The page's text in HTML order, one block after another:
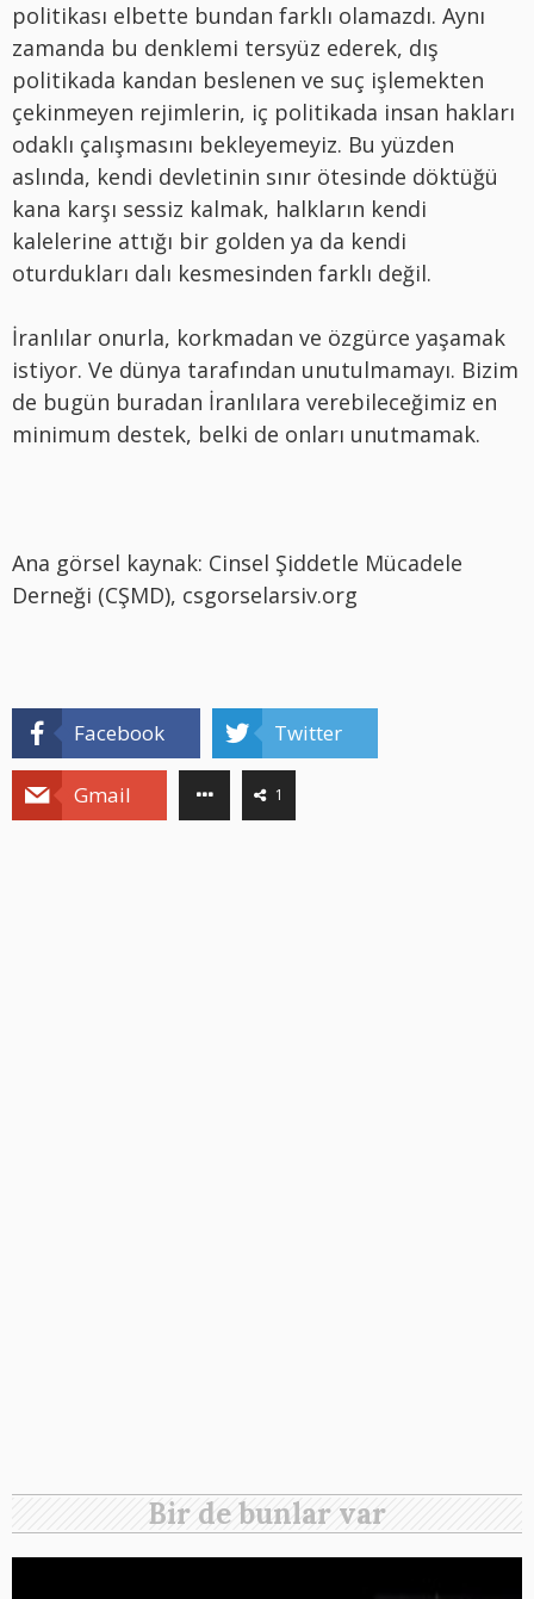
politikası elbette bundan farklı olamazdı. Aynı
zamanda bu denklemi tersyüz ederek, dış
politikada kandan beslenen ve suç işlemekten
çekinmeyen rejimlerin, iç politikada insan hakları
odaklı çalışmasını bekleyemeyiz. Bu yüzden
aslında, kendi devletinin sınır ötesinde döktüğü
kana karşı sessiz kalmak, halkların kendi
kalelerine attığı bir golden ya da kendi
oturdukları dalı kesmesinden farklı değil.
İranlılar onurla, korkmadan ve özgürce yaşamak
istiyor. Ve dünya tarafından unutulmamayı. Bizim
de bugün buradan İranlılara verebileceğimiz en
minimum destek, belki de onları unutmamak.
Ana görsel kaynak: Cinsel Şiddetle Mücadele
Derneği (CŞMD), csgorselarsiv.org
Facebook Twitter
Gmail 1
Bir de bunlar var